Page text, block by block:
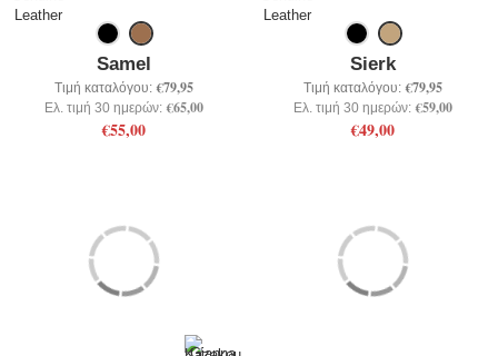
Samel
Τιμή καταλόγου: €79,95
Ελ. τιμή 30 ημερών: €65,00
€55,00
Sierk
Τιμή καταλόγου: €79,95
Ελ. τιμή 30 ημερών: €59,00
€49,00